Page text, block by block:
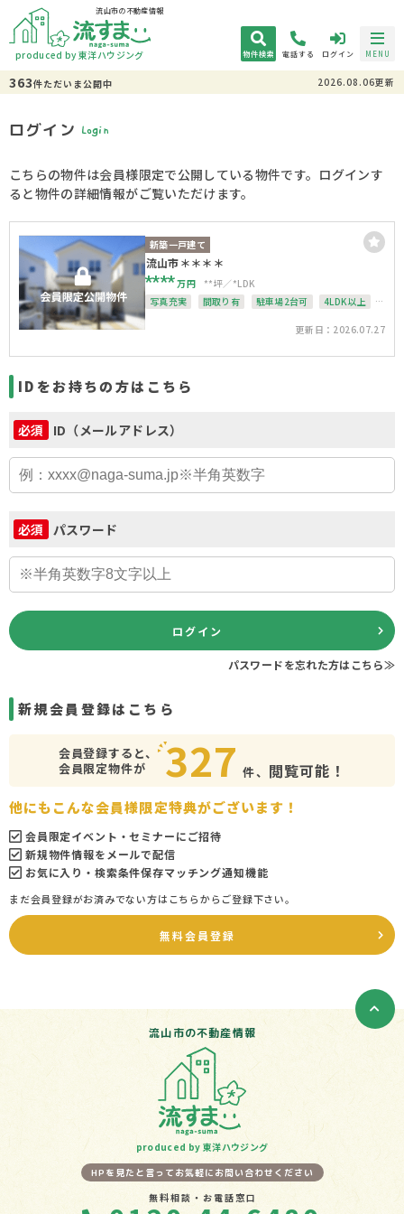
流山市の不動産情報
produced by 東洋ハウジング 物件検索 電話する ログイン MENU
363件ただいま公開中 2026.08.06更新
ログイン Login
こちらの物件は会員様限定で公開している物件です。ログインす
ると物件の詳細情報がご覧いただけます。
新築一戸建て
流山市＊＊＊＊
****万円 **坪
*LDK
写真充実
間取り有 駐車場2台可
4LDK以上
更新日：2026.07.27
IDをお持ちの方はこちら
必須 ID（メールアドレス）
必須 パスワード
ログイン
パスワードを忘れた方はこちら≫
新規会員登録はこちら
会員登録すると、
会員限定物件が
327 件、 閲覧可能！
他にもこんな会員様限定特典がございます！
会員限定イベント・セミナーにご招待
新規物件情報をメールで配信
お気に入り・検索条件保存マッチング通知機能
まだ会員登録がお済みでない方はこちらからご登録下さい。
無料会員登録
流山市の不動産情報
produced by 東洋ハウジング
HPを見たと言ってお気軽にお問い合わせください
無料相談・お電話窓口